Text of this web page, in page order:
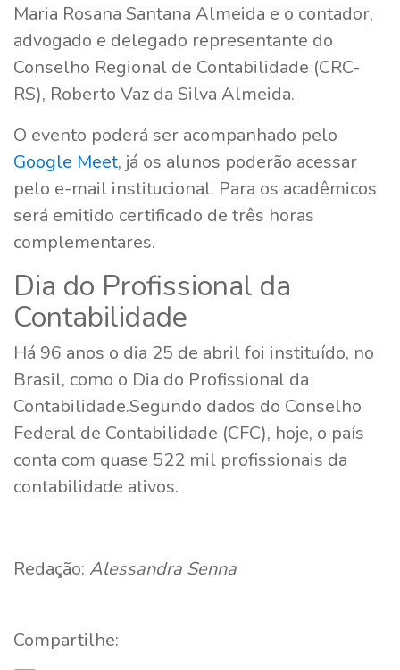
Maria Rosana Santana Almeida e o contador,
advogado e delegado representante do
Conselho Regional de Contabilidade (CRC-
RS), Roberto Vaz da Silva Almeida.
O evento poderá ser acompanhado pelo
Google Meet, já os alunos poderão acessar
pelo e-mail institucional. Para os acadêmicos
será emitido certificado de três horas
complementares.
Dia do Profissional da
Contabilidade
Há 96 anos o dia 25 de abril foi instituído, no
Brasil, como o Dia do Profissional da
Contabilidade.Segundo dados do Conselho
Federal de Contabilidade (CFC), hoje, o país
conta com quase 522 mil profissionais da
contabilidade ativos.
Redação: Alessandra Senna
Compartilhe: